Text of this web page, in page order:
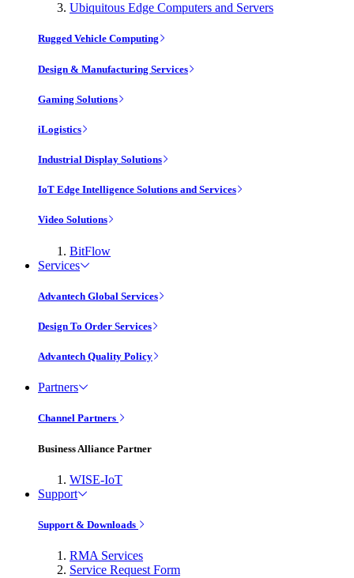
Ubiquitous Edge Computers and Servers
Rugged Vehicle Computing
Design & Manufacturing Services
Gaming Solutions
iLogistics
Industrial Display Solutions
IoT Edge Intelligence Solutions and Services
Video Solutions
BitFlow
Services
Advantech Global Services
Design To Order Services
Advantech Quality Policy
Partners
Channel Partners
Business Alliance Partner
WISE-IoT
Support
Support & Downloads
RMA Services
Service Request Form